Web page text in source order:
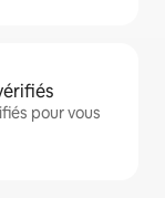
pour vous